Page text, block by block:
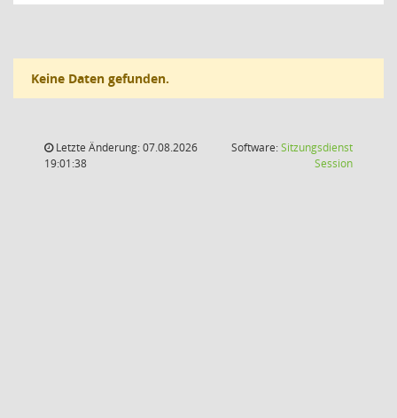
Keine Daten gefunden.
Letzte Änderung: 07.08.2026
19:01:38
Software:Sitzungsdienst
Session(Wird in